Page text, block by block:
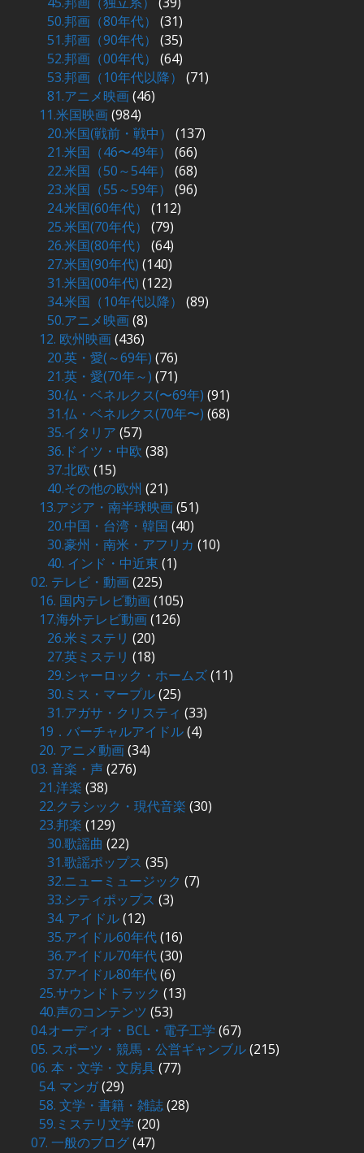
50.邦画（80年代）
(31)
51.邦画（90年代）
(35)
52.邦画（00年代）
(64)
53.邦画（10年代以降）
(71)
81.アニメ映画(46)
11.米国映画(984)
20.米国(戦前・戦中）
(137)
21.米国（46〜49年）
(66)
22.米国（50～54年）
(68)
23.米国（55～59年）
(96)
24.米国(60年代）
(112)
25.米国(70年代）
(79)
26.米国(80年代）
(64)
27.米国(90年代) (140)
31.米国(00年代) (122)
34.米国（10年代以降）
(89)
50.アニメ映画(8)
12. 欧州映画(436)
20.英・愛(～69年) (76)
21.英・愛(70年～) (71)
30.仏・ベネルクス(〜69年) (91)
31.仏・ベネルクス(70年〜) (68)
35.イタリア (57)
36.ドイツ・中欧 (38)
37.北欧 (15)
40.その他の欧州 (21)
13.アジア・南半球映画(51)
20.中国・台湾・韓国 (40)
30.豪州・南米・アフリカ (10)
40. インド・中近東 (1)
02. テレビ・動画(225)
16. 国内テレビ動画(105)
17.海外テレビ動画(126)
26.米ミステリ (20)
27.英ミステリ (18)
29.シャーロック・ホームズ(11)
30.ミス・マープル(25)
31.アガサ・クリスティ (33)
19．バーチャルアイドル(4)
20. アニメ動画(34)
03. 音楽・声(276)
21.洋楽 (38)
22.クラシック・現代音楽 (30)
23.邦楽 (129)
30.歌謡曲 (22)
31.歌謡ポップス (35)
32.ニューミュージック (7)
33.シティポップス (3)
34. アイドル(12)
35.アイドル60年代(16)
36.アイドル70年代(30)
37.アイドル80年代(6)
25.サウンドトラック (13)
40.声のコンテンツ (53)
04.オーディオ・BCL・電子工学 (67)
05. スポーツ・競馬・公営ギャンブル(215)
06. 本・文学・文房具(77)
54. マンガ(29)
58. 文学・書籍・雑誌(28)
59.ミステリ文学 (20)
07. 一般のブログ(47)